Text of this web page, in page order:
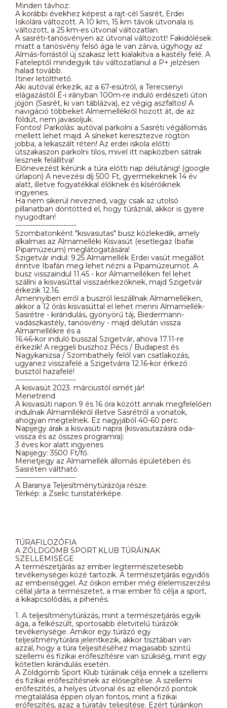
Minden távhoz:
A korábbi évekhez képest a rajt-cél Sasrét, Erdei
Iskolára változott. A 10 km, 15 km távok útvonala is
változott, a 25 km-es útvonal változatlan.
A sasréti-tanösvényen az útvonal változott! Fakidőlések
miatt a tanösvény felső ága le van zárva, úgyhogy az
Almás-forrástől új szakasz lett kialakítva a kastély felé. A
Fateleptől mindegyik táv változatlanul a P+ jelzésen
halad tovább.
Itiner letölthető.
Aki autóval érkezik, az a 67-esútról, a Terecsenyi
elágazástól É-i irányban 100m-re induló erdészeti úton
jöjjön (Sasrét, ki van táblázva), ez végig aszfaltos! A
navigáció többeket Almemellékről hozott át, de az
földút, nem javasoljuk.
Fontos! Parkolás: autóval parkolni a Sasréti végállomás
mellett lehet majd. A síneket keresztezve rögtön
jobba, a lekaszált réten! Az erdei iskola előtti
útszakaszon parkolni tilos, mivel itt napközben sátrak
lesznek felállítva!
Előnevezést kérünk a túra előtti nap délutánig! (google
űrlapon) A nevezési díj 500 Ft, gyermekeknek 14 év
alatt, illetve fogyatékkal élőknek és kísérőiknek
ingyenes.
Ha nem sikerül nevezned, vagy csak az utolsó
pillanatban döntötted el, hogy túráznál, akkor is gyere
nyugodtan!
------------------------
Szombatonként "kisvasutas" busz közlekedik, amely
alkalmas az Almamelléki Kisvasút (esetlegaz Ibafai
Pipamúzeum) meglátogatására!
Szigetvár indul: 9.25 Almamellék Erdei vasút megállót
érintve Ibafán meg lehet nézni a Pipamúzeumot. A
busz visszaindul 11.45 - kor Almamelléken fel lehet
szállni a kisvasúttal visszaérkezőknek, majd Szigetvár
érkezik 12.16.
Amennyiben erről a buszról leszállnak Almamelléken,
akkor a 12 órás kisvasúttal el lehet menni Almamellék-
Sasrétre - kirándulás, gyönyörű táj, Biedermann-
vadászkastély, tanösvény - majd délután vissza
Almamellékre és a
16.46-kor induló busszal Szigetvár, ahova 17.11-re
érkezik! A reggeli buszhoz Pécs / Budapest és
Nagykanizsa / Szombathely felől van csatlakozás,
ugyanez visszafelé a Szigetvárra 12.16-kor érkező
busztól hazafelé!
------------------------
A kisvasút 2023. márciustól ismét jár!
Menetrend
A kisvasúti napon 9 és 16 óra között annak megfelelően
indulnak Almamllékről illetve Sasrétről a vonatok,
ahogyan megtelnek. Ez nagyjából 40-60 perc.
Napijegy árak a kisvasúti napra (kisvasutazásra oda-
vissza és az összes programra):
3 éves kor alatt ingyenes
Napijegy: 3500 Ft/fő.
Menetjegy az Almamellék állomás épületében és
Sasréten váltható.
------------------------
A Baranya Teljesítménytúrázója része.
Térkép: a Zselic turistatérképe.
TÚRAFILOZÓFIA
A ZÖLDGÖMB SPORT KLUB TÚRÁINAK
SZELLEMISÉGE
A természetjárás az ember legtermészetesebb
tevékenységei közé tartozik. A természetjárás egyidős
az emberiséggel. Az őskori ember még élelemszerzési
céllal járta a természetet, a mai ember fő célja a sport,
a kikapcsolódás, a pihenés.
1. A teljesítménytúrázás, mint a természetjárás egyik
ága, a felkészült, sportosabb életvitelű túrázók
tevékenysége. Amikor egy túrázó egy
teljesítménytúrára jelentkezik, akkor tisztában van
azzal, hogy a túra teljesítéséhez magasabb szintű
szellemi és fizikai erőfeszítésre van szükség, mint egy
kötetlen kirándulás esetén.
A Zöldgömb Sport Klub túráinak célja ennek a szellemi
és fizikai erőfeszítésnek az elősegítése. A szellemi
erőfeszítés, a helyes útvonal és az ellenőrző pontok
megtalálása éppen olyan fontos, mint a fizikai
erőfeszítés, azaz a túratáv teljesítése. Ezért túráinkon